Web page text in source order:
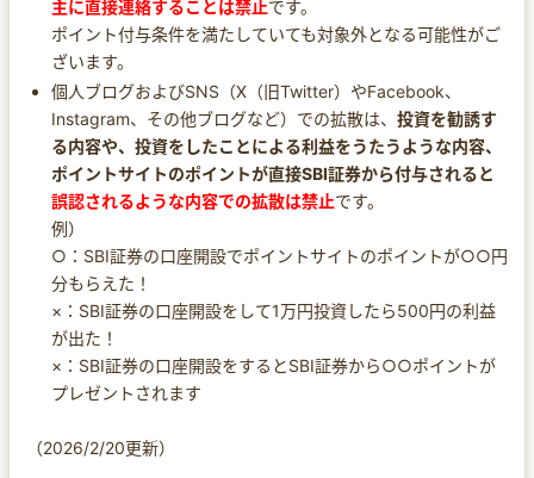
主に直接連絡することは禁止です。
ポイント付与条件を満たしていても対象外となる可能性がご
ざいます。
個人ブログおよびSNS（X（旧Twitter）やFacebook、
Instagram、その他ブログなど）での拡散は、 投資を勧誘す
る内容や、投資をしたことによる利益をうたうような内容、
ポイントサイトのポイントが直接SBI証券から付与されると
誤認されるような内容での拡散は禁止です。
例）
○：SBI証券の口座開設でポイントサイトのポイントが○○円
分もらえた！
×：SBI証券の口座開設をして1万円投資したら500円の利益
が出た！
×：SBI証券の口座開設をするとSBI証券から○○ポイントが
プレゼントされます
（2026/2/20更新）